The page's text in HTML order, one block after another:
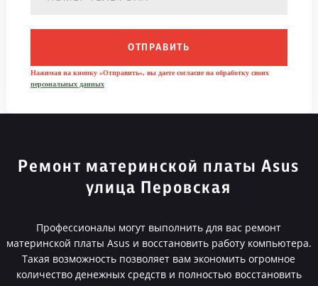
ОТПРАВИТЬ
Нажимая на кнопку «Отправить», вы даете согласие на обработку своих
персональных данных
Ремонт материнской платы Asus
улица Перовская
Профессионалы могут выполнить для вас ремонт
материнской платы Asus и восстановить работу компьютера.
Такая возможность позволяет вам экономить огромное
количество денежных средств и полностью восстановить